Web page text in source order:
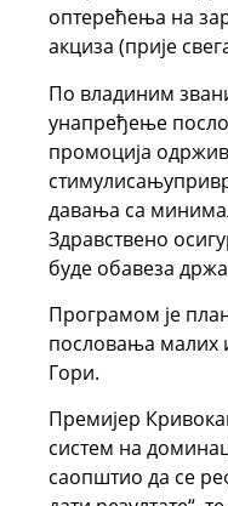
оптерећења на
акциза (прије
По владиним
унапређење
промоција
давања са
Здравствено
буде обавеза
Програмом је
пословања малих
Гори.
Премијер
систем на
саопштио да се